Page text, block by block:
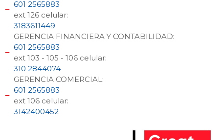
601 2565883
ext 126 celular:
3183611449
GERENCIA FINANCIERA Y CONTABILIDAD:
601 2565883
ext 103 - 105 - 106 celular:
310 2844074
GERENCIA COMERCIAL:
601 2565883
ext 106 celular:
3142400452